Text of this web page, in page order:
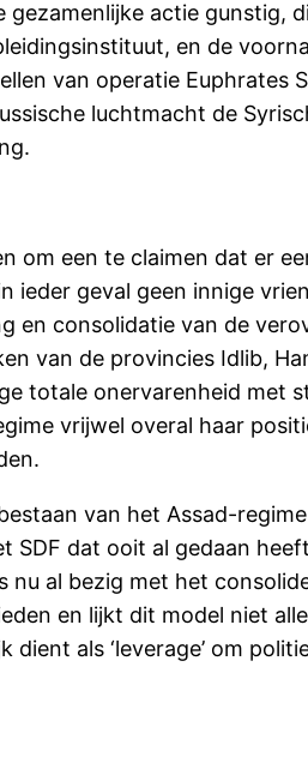
gezamenlijke actie
en de
van operatie Euphrates
luchtmacht de
om een te claimen dat er
ieder geval geen innige
en consolidatie van de
van de provincies Idlib,
totale onervarenheid met
vrijwel overal haar
van het Assad-
SDF dat ooit al gedaan
nu al bezig met het
en lijkt dit model niet
dient als ‘leverage’ om